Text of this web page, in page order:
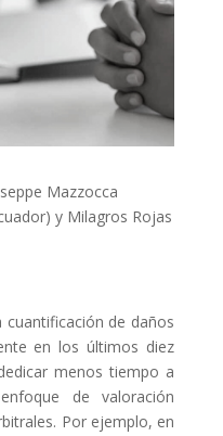
Mazzocca
y Milagros Rojas
de daños
en los últimos diez
menos tiempo a
de valoración
Por ejemplo, en